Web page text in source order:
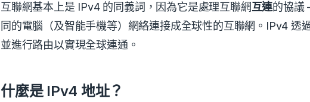
互聯網基本上是 IPv4 的同義詞，因為它是處理互聯網互連的協議
同的電腦（及智能手機等）網絡連接成全球性的互聯網。 IPv4 透
並進行路由以實現全球連通。
什麼是 IPv4 地址？